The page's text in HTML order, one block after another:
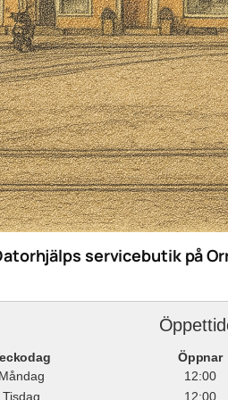
servicebutik på
Öppnar
12:00
Tisdag
12:00